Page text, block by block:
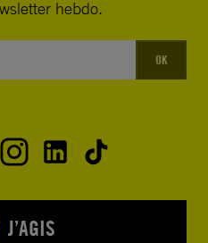
hebdo.
OK
J’AGIS